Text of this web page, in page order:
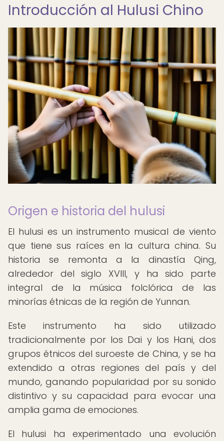
Introducción al Hulusi Chino
Origen e historia del hulusi
El hulusi es un instrumento musical de viento
que tiene sus raíces en la cultura china. Su
historia se remonta a la dinastía Qing,
alrededor del siglo XVIII, y ha sido parte
integral de la música folclórica de las
minorías étnicas de la región de Yunnan.
Este instrumento ha sido utilizado
tradicionalmente por los Dai y los Hani, dos
grupos étnicos del suroeste de China, y se ha
extendido a otras regiones del país y del
mundo, ganando popularidad por su sonido
distintivo y su capacidad para evocar una
amplia gama de emociones.
El hulusi ha experimentado una evolución